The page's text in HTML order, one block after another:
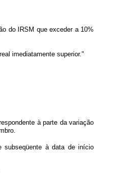
do IRSM que exceder a 10%
imediatamente superior."
à parte da variação
subseqüente à data de início